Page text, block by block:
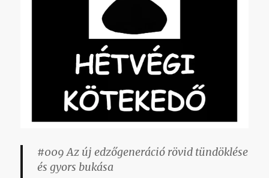
#009 Az új edzőgeneráció rövid tündöklése
és gyors bukása